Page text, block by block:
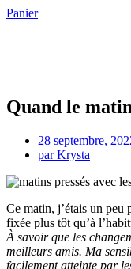
Panier
Quand le
28 septembre,
parKrysta
Ce matin, j’étais un peu
fixée plus tôt qu’à
À savoir que les
meilleurs amis. Ma
facilement atteinte par